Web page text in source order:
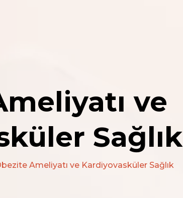
ve
Sağlık
Ameliyatı ve Kardiyovasküler Sağlık